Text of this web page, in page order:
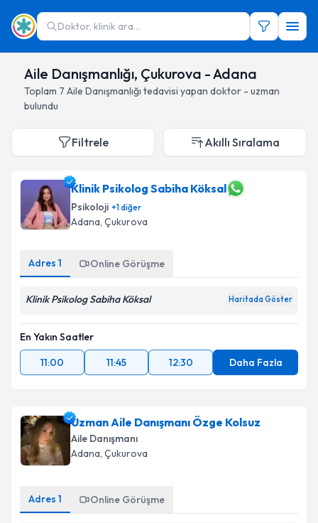
Doktor, klinik ara...
Aile Danışmanlığı, Çukurova - Adana
Toplam 7 Aile Danışmanlığı tedavisi yapan doktor - uzman
bulundu
Filtrele Akıllı Sıralama
Klinik Psikolog Sabiha Köksal
Psikoloji +1diğer
Adana, Çukurova
Adres 1 Online Görüşme
Klinik Psikolog Sabiha Köksal Haritada Göster
En Yakın Saatler
11:00
11:45 12:30 Daha Fazla
Uzman Aile Danışmanı Özge Kolsuz
Aile Danışmanı
Adana, Çukurova
Adres 1 Online Görüşme